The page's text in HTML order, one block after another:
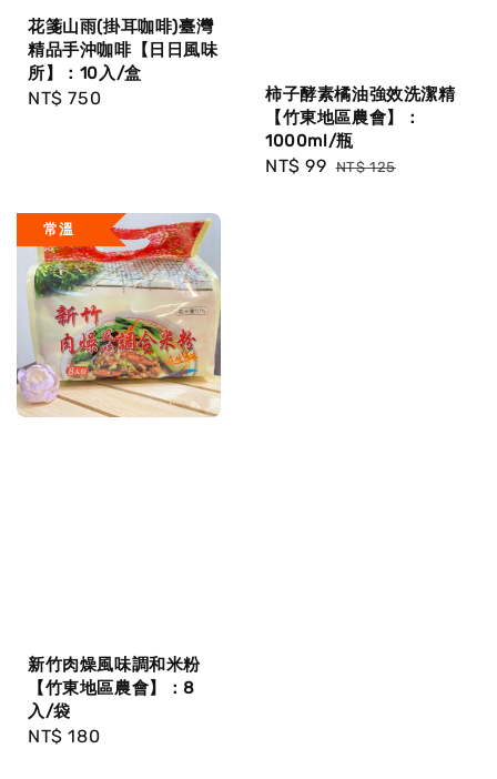
花箋山雨(掛耳咖啡)臺灣
精品手沖咖啡【日日風味
所】：10入/盒
Regular
NT$ 750
柿子酵素橘油強效洗潔精
【竹東地區農會】：
1000ml/瓶
Sale
NT$ 99 Regular
NT$ 125
常溫
新竹肉燥風味調和米粉
【竹東地區農會】：8
入/袋
Regular
NT$ 180